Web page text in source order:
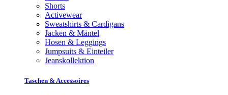
Shorts
Activewear
Sweatshirts & Cardigans
Jacken & Mäntel
Hosen & Leggings
Jumpsuits & Einteiler
Jeanskollektion
Taschen & Accessoires